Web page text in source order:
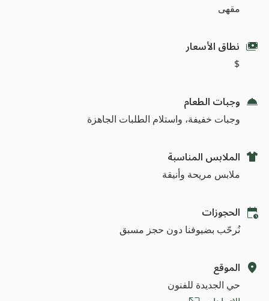
مقهى
نطاق الأسعار
$
وجبات الطعام
وجبات خفيفة، واستلام الطلبات الجاهزة
الملابس المناسبة
ملابس مريحة وأنيقة
الحجوزات
نُرحّب بضيوفنا دون حجز مسبق
الموقع
حي الجديدة للفنون